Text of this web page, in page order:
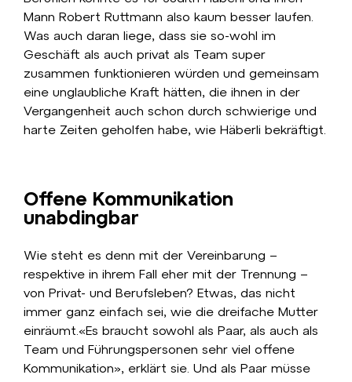
Mann Robert Ruttmann also kaum besser laufen.
Was auch daran liege, dass sie so-wohl im
Geschäft als auch privat als Team super
zusammen funktionieren würden und gemeinsam
eine unglaubliche Kraft hätten, die ihnen in der
Vergangenheit auch schon durch schwierige und
harte Zeiten geholfen habe, wie Häberli bekräftigt.
Offene Kommunikation
unabdingbar
Wie steht es denn mit der Vereinbarung –
respektive in ihrem Fall eher mit der Trennung –
von Privat- und Berufsleben? Etwas, das nicht
immer ganz einfach sei, wie die dreifache Mutter
einräumt.«Es braucht sowohl als Paar, als auch als
Team und Führungspersonen sehr viel offene
Kommunikation», erklärt sie. Und als Paar müsse